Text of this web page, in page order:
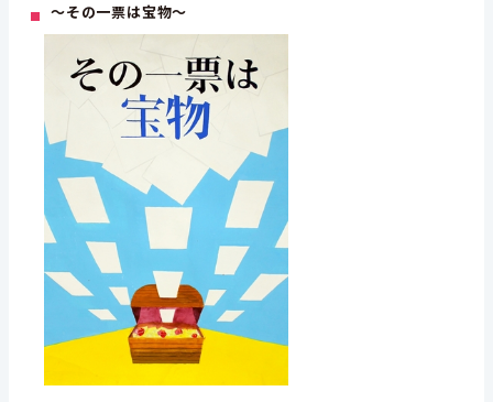
～その一票は宝物～